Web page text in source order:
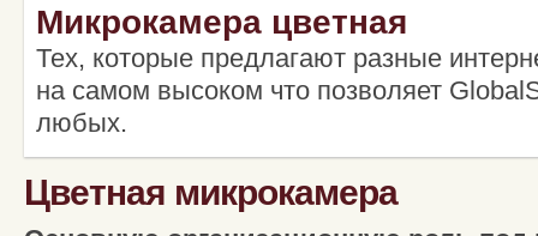
Микрокамера цветная
Тех, которые предлагают разные
на самом высоком что позволяет
любых.
Цветная микрокамера